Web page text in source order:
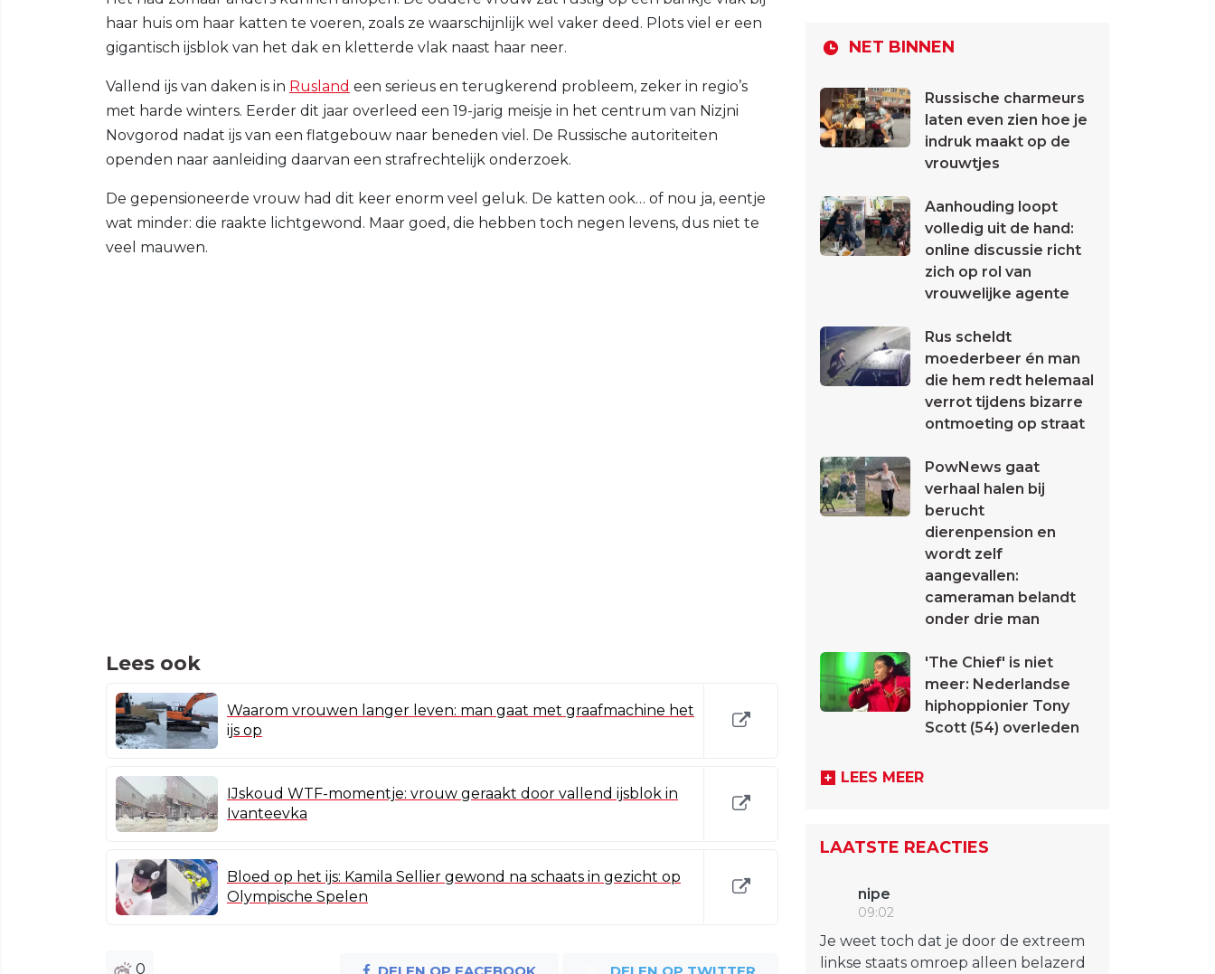
haar huis om haar katten te voeren, zoals ze waarschijnlijk wel vaker deed. Plots viel er een
gigantisch ijsblok van het dak en kletterde vlak naast haar neer.
Vallend ijs van daken is in Rusland een serieus en terugkerend probleem, zeker in regio’s
met harde winters. Eerder dit jaar overleed een 19-jarig meisje in het centrum van Nizjni
Novgorod nadat ijs van een flatgebouw naar beneden viel. De Russische autoriteiten
openden naar aanleiding daarvan een strafrechtelijk onderzoek.
De gepensioneerde vrouw had dit keer enorm veel geluk. De katten ook… of nou ja, eentje
wat minder: die raakte lichtgewond. Maar goed, die hebben toch negen levens, dus niet te
veel mauwen.
Lees ook
Waarom vrouwen langer leven: man gaat met graafmachine het
ijs op
IJskoud WTF-momentje: vrouw geraakt door vallend ijsblok in
Ivanteevka
Bloed op het ijs: Kamila Sellier gewond na schaats in gezicht op
Olympische Spelen
0
NET BINNEN
Russische charmeurs
laten even zien hoe je
indruk maakt op de
vrouwtjes
Aanhouding loopt
volledig uit de hand:
online discussie richt
zich op rol van
vrouwelijke agente
Rus scheldt
moederbeer én man
die hem redt helemaal
verrot tijdens bizarre
ontmoeting op straat
PowNews gaat
verhaal halen bij
berucht
dierenpension en
wordt zelf
aangevallen:
cameraman belandt
onder drie man
'The Chief' is niet
meer: Nederlandse
hiphoppionier Tony
Scott (54) overleden
LEES MEER
LAATSTE REACTIES
nipe
09:02
Je weet toch dat je door de extreem
linkse staats omroep alleen belazerd